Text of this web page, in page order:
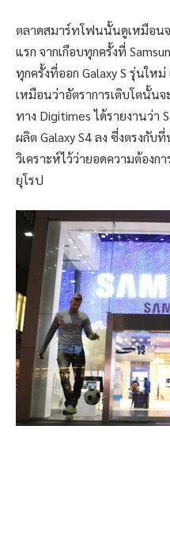
ตลาดสมาร์ทโฟนนั้นดูเหมือนจ
แรก จากเกือบทุกครั้งที่
ทุกครั้งที่ออก Galaxy S รุ่นให
เหมือนว่าอัตราการเติบโตนั้นจ
ทาง Digitimes ได้รายงานว่า
ผลิต Galaxy S4 ลง ซี่งตรงกับ
วิเคราะห์ไว้ว่ายอดความต้องก
ยุโรป